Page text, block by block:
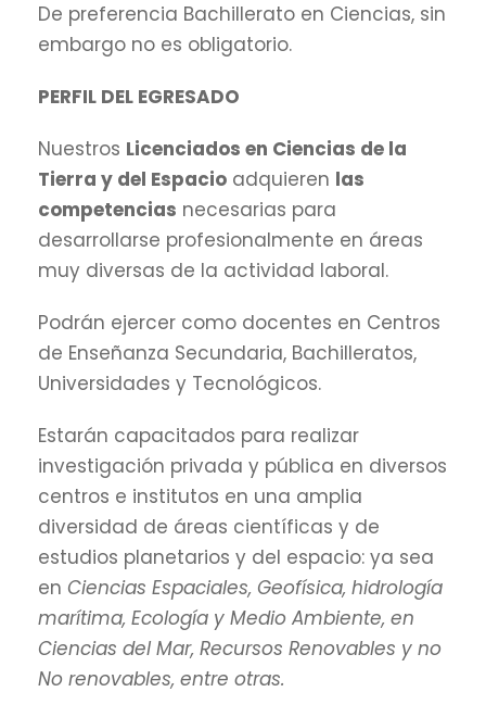
De preferencia Bachillerato en Ciencias, sin
embargo no es obligatorio.
PERFIL DEL EGRESADO
Nuestros Licenciados en Ciencias de la
Tierra y del Espacio adquieren las
competencias necesarias para
desarrollarse profesionalmente en áreas
muy diversas de la actividad laboral.
Podrán ejercer como docentes en Centros
de Enseñanza Secundaria, Bachilleratos,
Universidades y Tecnológicos.
Estarán capacitados para realizar
investigación privada y pública en diversos
centros e institutos en una amplia
diversidad de áreas científicas y de
estudios planetarios y del espacio: ya sea
en Ciencias Espaciales, Geofísica, hidrología
marítima, Ecología y Medio Ambiente, en
Ciencias del Mar, Recursos Renovables y no
No renovables, entre otras.